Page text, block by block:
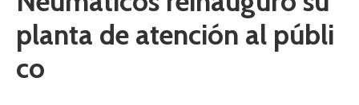
planta de atención al públi
co